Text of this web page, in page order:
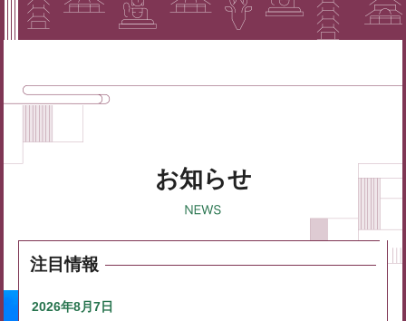
お知らせ
注目情報
2026年8月7日